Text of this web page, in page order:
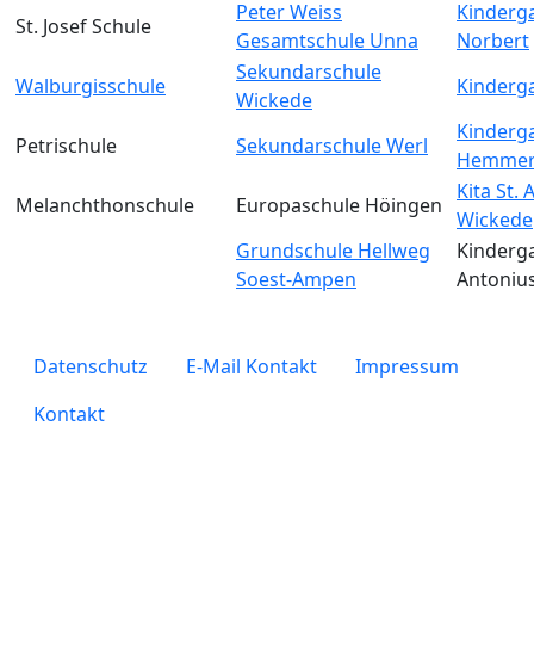
St. Josef Schule
Peter Weiss
Gesamtschule Unna
Norbert
Walburgisschule
Sekundarschule
Wickede
Petrischule Sekundarschule Werl
Melanchthonschule
Europaschule Höingen
Kita St.
Wickede
Grundschule Hellweg
Soest-Ampen
legals
Datenschutz E-Mail Kontakt
Impressum
Kontakt